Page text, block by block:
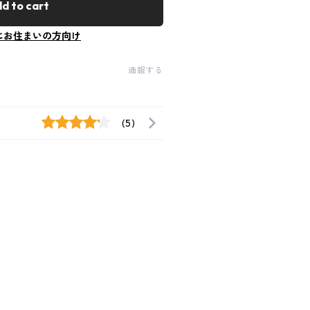
to cart
お住まいの方向け
通報する
(5)